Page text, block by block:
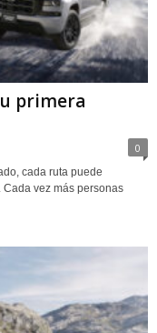
primera
0
cada ruta puede
vez más personas